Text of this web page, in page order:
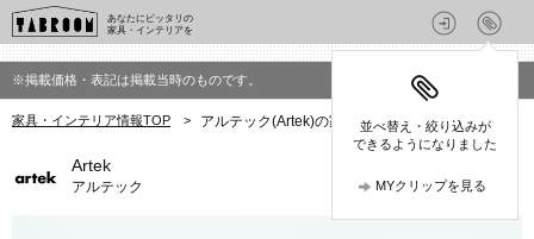
あなたにピッタリの
家具・インテリアを
並べ替え・絞り込みが
できるようになりました
MYクリップを見る
※掲載価格・表記は掲載当時のものです。
家具・インテリア情報TOP > アルテック(Artek)の家具・インテリア
Artek
アルテック